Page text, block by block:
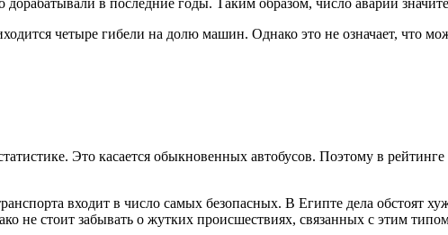
четыре гибели на долю машин. Однако это не означает, что
Это касается обыкновенных автобусов. Поэтому в
входит в число самых безопасных. В Египте дела обстоят
не стоит забывать о жутких происшествиях, связанных с этим